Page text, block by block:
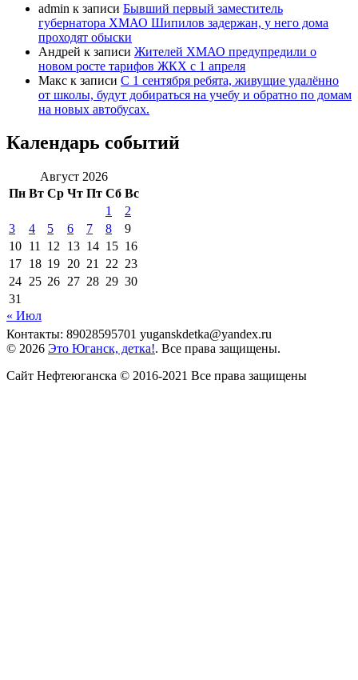
admin к записи Бывший первый заместитель
губернатора ХМАО Шипилов задержан, у него дома
проходят обыски
Андрей к записи Жителей ХМАО предупредили о
новом росте тарифов ЖКХ с 1 апреля
Макс к записи С 1 сентября ребята, живущие удалённо
от школы, будут добираться на учебу и обратно по домам
на новых автобусах.
Календарь событий
Август 2026
Пн Вт Ср Чт Пт Сб Вс
1
2
3
4 5 6 7 8
9
10 11 12 13 14 15 16
17 18 19 20 21 22 23
24 25 26 27 28 29 30
31
« Июл
Контакты: 89028595701 yuganskdetka@yandex.ru
© 2026 Это Юганск, детка!. Все права защищены.
Сайт Нефтеюганска © 2016-2021 Все права защищены